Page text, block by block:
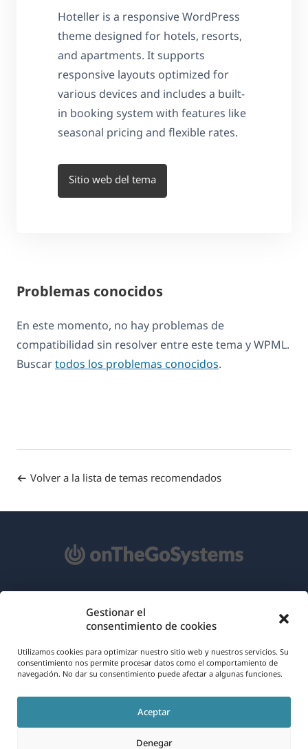
Gestionar el
consentimiento de cookies
Utilizamos cookies para optimizar nuestro sitio web y nuestros servicios. Su
consentimiento nos permite procesar datos como el comportamiento de
navegación. No dar su consentimiento puede afectar a algunas funciones.
Aceptar
Denegar
Hoteller is a responsive WordPress
theme designed for hotels, resorts,
and apartments. It supports
responsive layouts optimized for
various devices and includes a built-
in booking system with features like
seasonal pricing and flexible rates.
Sitio web del tema
Problemas conocidos
En este momento, no hay problemas de
compatibilidad sin resolver entre este tema y WPML.
Buscartodos los problemas conocidos.
Volver a la lista de temas recomendados
Español
RGPD y Política de Privacidad
Únete a nuestro equipo(se
abre
nueva
(se
abre
en
una
(se
abre
en
una
(se
abre
una